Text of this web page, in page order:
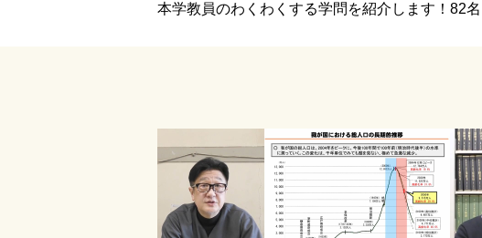
本学教員のわくわくする学問を紹介します！ 82名